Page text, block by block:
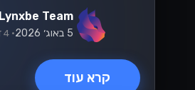
Lynxbe Team
5 באוג׳ 2026 • 4 דק׳ קריאה
קרא עוד